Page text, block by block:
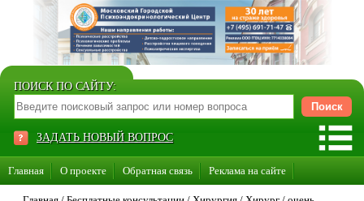
ПОИСК ПО САЙТУ:
ЗАДАТЬ НОВЫЙ ВОПРОС
Главная О проекте Обратная связь Реклама на сайте